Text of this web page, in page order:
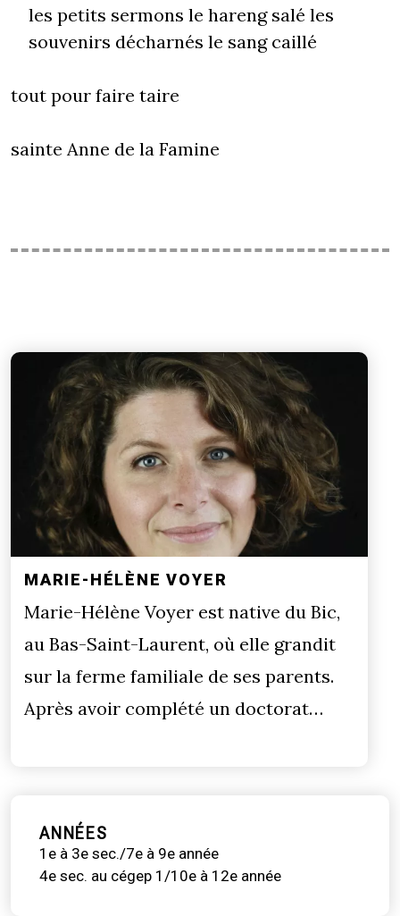
les petits sermons le hareng salé les
souvenirs décharnés le sang caillé
tout pour faire taire
sainte Anne de la Famine
MARIE-HÉLÈNE VOYER
Marie-Hélène Voyer est native du Bic,
au Bas-Saint-Laurent, où elle grandit
sur la ferme familiale de ses parents.
Après avoir complété un doctorat…
ANNÉES
1e à 3e sec./7e à 9e année
4e sec. au cégep 1/10e à 12e année